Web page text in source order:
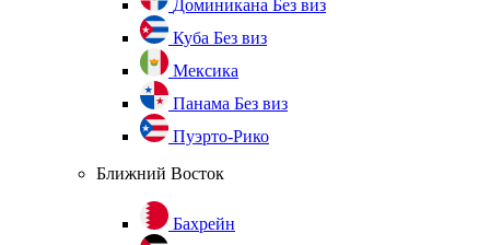
Доминикана Без виз
Куба Без виз
Мексика
Панама Без виз
Пуэрто-Рико
Ближний Восток
Бахрейн